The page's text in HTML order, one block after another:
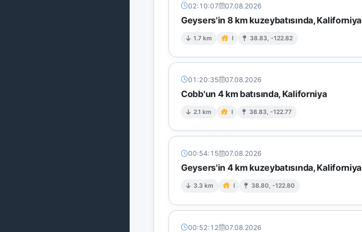
02:10:07 07.08.2026
Geysers'in 8 km kuzeybatısında, Kaliforniya
1.7 km I 38.83, -122.82
01:20:35 07.08.2026
Cobb'un 4 km batısında, Kaliforniya
2.1 km I 38.83, -122.77
00:54:15 07.08.2026
Geysers'in 4 km kuzeybatısında, Kaliforniya
3.3 km I 38.80, -122.80
00:52:12 07.08.2026